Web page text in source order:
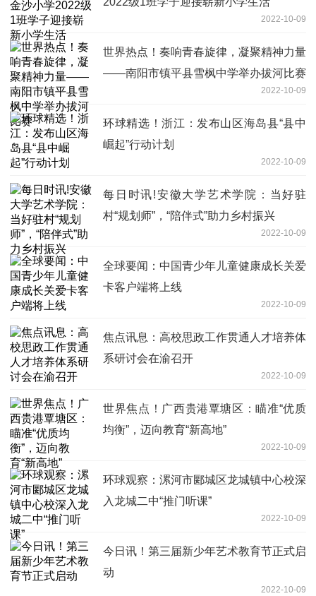
2022-10-09
世界热点！奏响青春旋律，凝聚精神力量
——南阳市镇平县雪枫中学举办拔河比赛
2022-10-09
环球精选！浙江：发布山区海岛县“县中
崛起”行动计划
2022-10-09
每日时讯!安徽大学艺术学院：当好驻
村“规划师”，“陪伴式”助力乡村振兴
2022-10-09
全球要闻：中国青少年儿童健康成长关爱
卡客户端将上线
2022-10-09
焦点讯息：高校思政工作贯通人才培养体
系研讨会在渝召开
2022-10-09
世界焦点！广西贵港覃塘区：瞄准“优质
均衡”，迈向教育“新高地”
2022-10-09
环球观察：漯河市郾城区龙城镇中心校深
入龙城二中“推门听课”
2022-10-09
今日讯！第三届新少年艺术教育节正式启
动
2022-10-09